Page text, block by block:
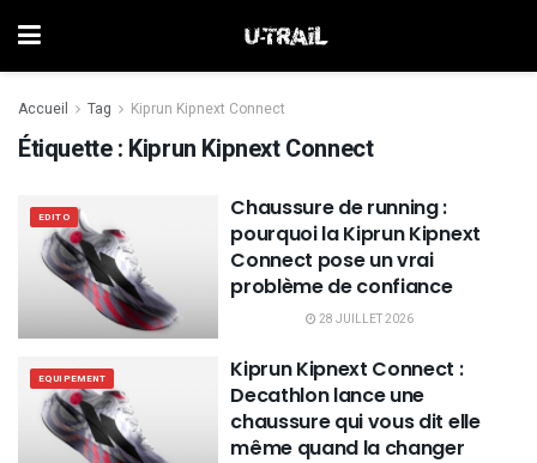
Accueil Tag Kiprun Kipnext Connect
Étiquette : Kiprun Kipnext Connect
EDITO
Chaussure de running :
pourquoi la Kiprun Kipnext
Connect pose un vrai
problème de confiance
28 JUILLET 2026
EQUIPEMENT
Kiprun Kipnext Connect :
Decathlon lance une
chaussure qui vous dit elle
même quand la changer